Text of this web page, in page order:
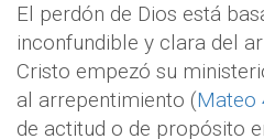
El perdón de Dios está
inconfundible y clara del
Cristo empezó su
al arrepentimiento (Mateo
de actitud o de propósito